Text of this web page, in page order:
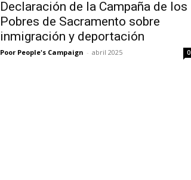
Declaración de la Campaña de los
Pobres de Sacramento sobre
inmigración y deportación
Poor People's Campaign - abril 2025 0